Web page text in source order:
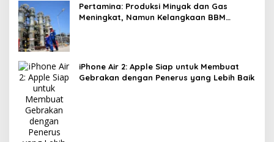
Pertamina: Produksi Minyak dan Gas
Meningkat, Namun Kelangkaan BBM
iPhone Air 2: Apple Siap untuk Membuat
Gebrakan dengan Penerus yang Lebih Baik